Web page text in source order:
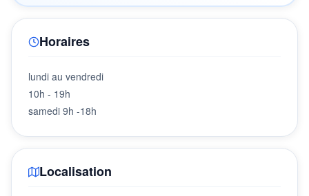
Horaires
lundi au vendredi
10h - 19h
samedi 9h -18h
Localisation